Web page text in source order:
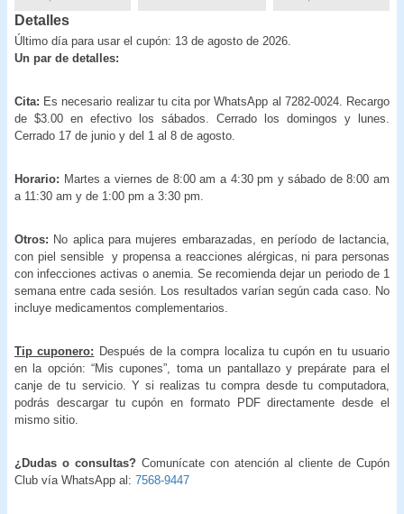
Detalles
Último día para usar el cupón: 13 de agosto de 2026.
Un par de detalles:
Cita: Es necesario realizar tu cita por WhatsApp al 7282-0024. Recargo
de $3.00 en efectivo los sábados. Cerrado los domingos y lunes.
Cerrado 17 de junio y del 1 al 8 de agosto.
Horario: Martes a viernes de 8:00 am a 4:30 pm y sábado de 8:00 am
a 11:30 am y de 1:00 pm a 3:30 pm.
Otros: No aplica para mujeres embarazadas, en período de lactancia,
con piel sensible y propensa a reacciones alérgicas, ni para personas
con infecciones activas o anemia. Se recomienda dejar un periodo de 1
semana entre cada sesión. Los resultados varían según cada caso. No
incluye medicamentos complementarios.
Tip cuponero: Después de la compra localiza tu cupón en tu usuario
en la opción: “Mis cupones”, toma un pantallazo y prepárate para el
canje de tu servicio. Y si realizas tu compra desde tu computadora,
podrás descargar tu cupón en formato PDF directamente desde el
mismo sitio.
¿Dudas o consultas? Comunícate con atención al cliente de Cupón
Club vía WhatsApp al: 7568-9447